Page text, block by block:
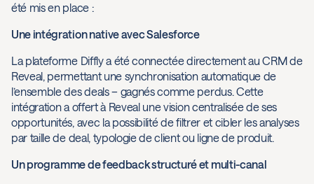
été mis en place :
Une intégration native avec Salesforce
La plateforme Diffly a été connectée directement au CRM de
Reveal, permettant une synchronisation automatique de
l’ensemble des deals – gagnés comme perdus. Cette
intégration a offert à Reveal une vision centralisée de ses
opportunités, avec la possibilité de filtrer et cibler les analyses
par taille de deal, typologie de client ou ligne de produit.
Un programme de feedback structuré et multi-canal